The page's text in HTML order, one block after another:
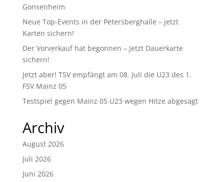
Gonsenheim
Neue Top-Events in der Petersberghalle – jetzt
Karten sichern!
Der Vorverkauf hat begonnen – Jetzt Dauerkarte
sichern!
Jetzt aber! TSV empfängt am 08. Juli die U23 des 1.
FSV Mainz 05
Testspiel gegen Mainz 05 U23 wegen Hitze abgesagt
Archiv
August 2026
Juli 2026
Juni 2026